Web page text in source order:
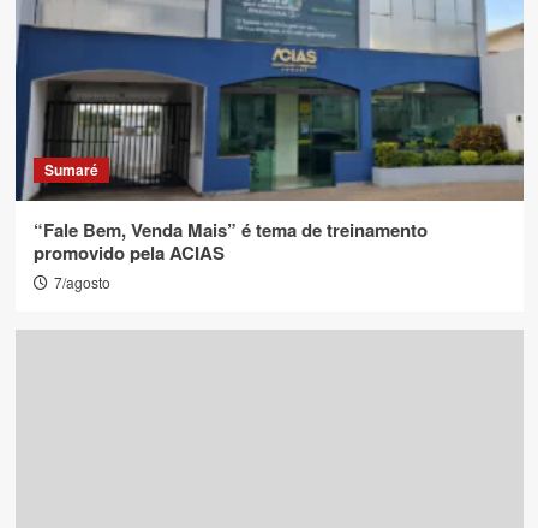
Sumaré
“Fale Bem, Venda Mais” é tema de treinamento
promovido pela ACIAS
7/agosto